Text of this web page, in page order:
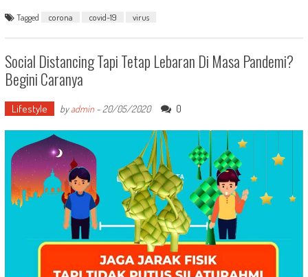
Tagged corona covid-19 virus
Social Distancing Tapi Tetap Lebaran Di Masa Pandemi?
Begini Caranya
Lifestyle byadmin- 20/05/2020 0